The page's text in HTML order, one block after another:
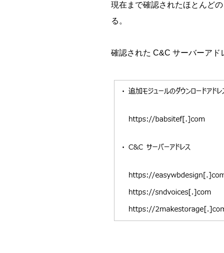
現在まで確認されたほとんど
る。
確認された C&C サーバーア